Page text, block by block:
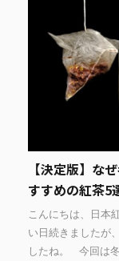
【決定版】な
すすめの紅茶5
こんにちは、日本
い日続きましたが
したね。 今回は